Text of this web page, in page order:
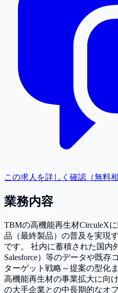
この求人を詳しく確認（無料相
業務内容
TBMの高機能再生材CirculeX
品（最終製品）の普及を実現
です。 社内に蓄積された国内
Salesforce）等のデータや既存
ターゲット戦略～提案の型化
高機能再生材の事業拡大に向
の大手企業との中長期的なオ